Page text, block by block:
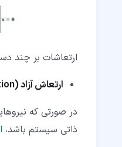
ارتعاشات بر چند
ارتعاش آزاد(Free vibration)
در صورتی که
ذاتی سیستم باشد،